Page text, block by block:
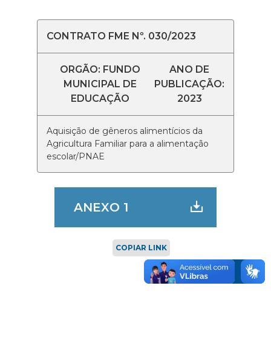
CONTRATO FME Nº. 030/2023
ORGÃO: FUNDO
MUNICIPAL DE
EDUCAÇÃO
ANO DE
PUBLICAÇÃO:
2023
Aquisição de gêneros alimentícios da
Agricultura Familiar para a alimentação
escolar/PNAE
ANEXO 1
COPIAR LINK